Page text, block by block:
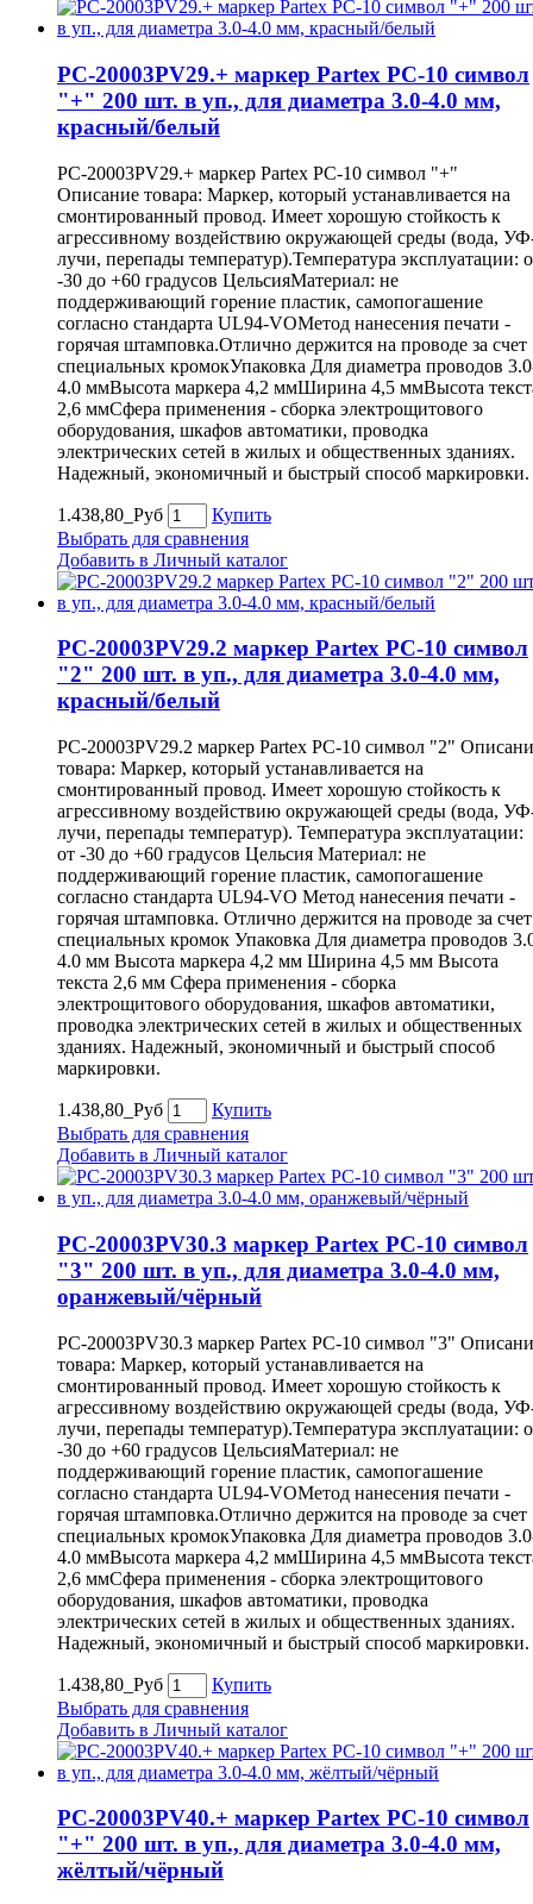
PC-20003PV29.+ маркер Partex PC-10 символ
"+" 200 шт. в уп., для диаметра 3.0-4.0 мм,
красный/белый
PC-20003PV29.+ маркер Partex PC-10 символ "+"
Описание товара: Маркер, который устанавливается на
смонтированный провод. Имеет хорошую стойкость к
агрессивному воздействию окружающей среды (вода,
лучи, перепады температур).Температура эксплуатации:
-30 до +60 градусов ЦельсияМатериал: не
поддерживающий горение пластик, самопогашение
согласно стандарта UL94-VOМетод нанесения печати -
горячая штамповка.Отлично держится на проводе за счет
специальных кромокУпаковка Для диаметра проводов
4.0 ммВысота маркера 4,2 ммШирина 4,5 ммВысота
2,6 ммСфера применения - сборка электрощитового
оборудования, шкафов автоматики, проводка
электрических сетей в жилых и общественных зданиях.
Надежный, экономичный и быстрый способ маркировки.
1.438,80_Руб
Купить
Выбрать для сравнения
Добавить в Личный каталог
PC-20003PV29.2 маркер Partex PC-10 символ
"2" 200 шт. в уп., для диаметра 3.0-4.0 мм,
красный/белый
PC-20003PV29.2 маркер Partex PC-10 символ "2"
товара: Маркер, который устанавливается на
смонтированный провод. Имеет хорошую стойкость к
агрессивному воздействию окружающей среды (вода,
лучи, перепады температур). Температура эксплуатации:
от -30 до +60 градусов Цельсия Материал: не
поддерживающий горение пластик, самопогашение
согласно стандарта UL94-VO Метод нанесения печати -
горячая штамповка. Отлично держится на проводе за счет
специальных кромок Упаковка Для диаметра проводов
4.0 мм Высота маркера 4,2 мм Ширина 4,5 мм Высота
текста 2,6 мм Сфера применения - сборка
электрощитового оборудования, шкафов автоматики,
проводка электрических сетей в жилых и общественных
зданиях. Надежный, экономичный и быстрый способ
маркировки.
1.438,80_Руб
Купить
Выбрать для сравнения
Добавить в Личный каталог
PC-20003PV30.3 маркер Partex PC-10 символ
"3" 200 шт. в уп., для диаметра 3.0-4.0 мм,
оранжевый/чёрный
PC-20003PV30.3 маркер Partex PC-10 символ "3"
товара: Маркер, который устанавливается на
смонтированный провод. Имеет хорошую стойкость к
агрессивному воздействию окружающей среды (вода,
лучи, перепады температур).Температура эксплуатации:
-30 до +60 градусов ЦельсияМатериал: не
поддерживающий горение пластик, самопогашение
согласно стандарта UL94-VOМетод нанесения печати -
горячая штамповка.Отлично держится на проводе за счет
специальных кромокУпаковка Для диаметра проводов
4.0 ммВысота маркера 4,2 ммШирина 4,5 ммВысота
2,6 ммСфера применения - сборка электрощитового
оборудования, шкафов автоматики, проводка
электрических сетей в жилых и общественных зданиях.
Надежный, экономичный и быстрый способ маркировки.
1.438,80_Руб
Купить
Выбрать для сравнения
Добавить в Личный каталог
PC-20003PV40.+ маркер Partex PC-10 символ
"+" 200 шт. в уп., для диаметра 3.0-4.0 мм,
жёлтый/чёрный